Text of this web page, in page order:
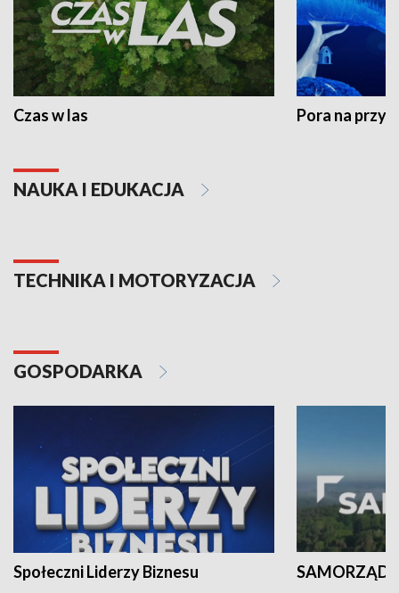
Czas w las Pora na
NAUKA I EDUKACJA
TECHNIKA I MOTORYZACJA
GOSPODARKA
Społeczni Liderzy Biznesu SAMORZĄD